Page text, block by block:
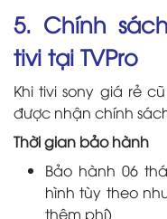
5. Chính
tivi tại TVPro
Khi tivi sony giá rẻ
được nhận chính
Thời gian bảo hành
Bảo hành 06
hình tùy theo
thêm phí)